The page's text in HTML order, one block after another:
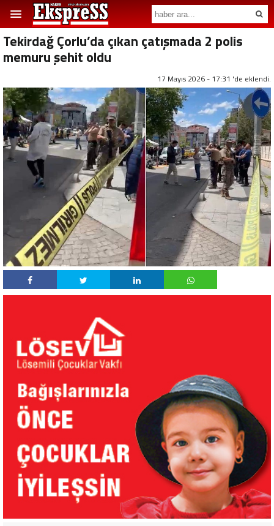
Tekirdağ Çorlu’da çıkan çatışmada 2 polis
memuru şehit oldu
17 Mayıs 2026 - 17:31 'de eklendi.